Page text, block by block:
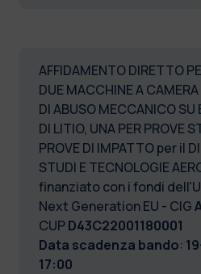
AFFIDAMENTO DIRETTO
DUE MACCHINE A
DI ABUSO MECCANICO SU
DI LITIO, UNA PER PROVE
PROVE DI IMPATTO per il
STUDI E TECNOLOGIE
finanziato con i fondi
Next Generation EU - CIG
CUPD43C22001180001
Data scadenza bando:
17:00